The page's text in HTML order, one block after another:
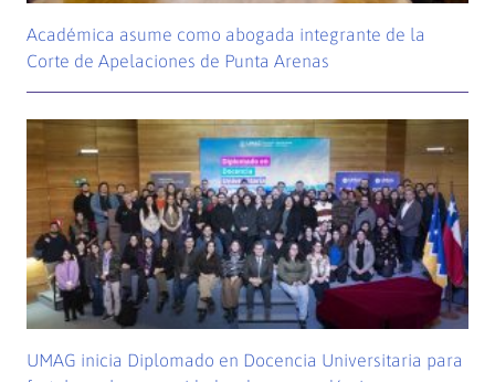
Académica asume como abogada integrante de la
Corte de Apelaciones de Punta Arenas
UMAG inicia Diplomado en Docencia Universitaria para